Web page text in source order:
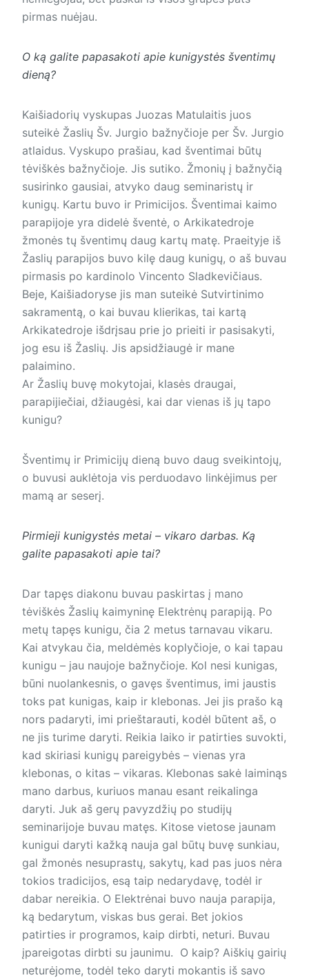
pirmas nuėjau.
O ką galite papasakoti apie kunigystės šventimų
dieną?
Kaišiadorių vyskupas Juozas Matulaitis juos
suteikė Žaslių Šv. Jurgio bažnyčioje per Šv. Jurgio
atlaidus. Vyskupo prašiau, kad šventimai būtų
tėviškės bažnyčioje. Jis sutiko. Žmonių į bažnyčią
susirinko gausiai, atvyko daug seminaristų ir
kunigų. Kartu buvo ir Primicijos. Šventimai kaimo
parapijoje yra didelė šventė, o Arkikatedroje
žmonės tų šventimų daug kartų matę. Praeityje iš
Žaslių parapijos buvo kilę daug kunigų, o aš buvau
pirmasis po kardinolo Vincento Sladkevičiaus.
Beje, Kaišiadoryse jis man suteikė Sutvirtinimo
sakramentą, o kai buvau klierikas, tai kartą
Arkikatedroje išdrįsau prie jo prieiti ir pasisakyti,
jog esu iš Žaslių. Jis apsidžiaugė ir mane
palaimino.
Ar Žaslių buvę mokytojai, klasės draugai,
parapijiečiai, džiaugėsi, kai dar vienas iš jų tapo
kunigu?
Šventimų ir Primicijų dieną buvo daug sveikintojų,
o buvusi auklėtoja vis perduodavo linkėjimus per
mamą ar seserį.
Pirmieji kunigystės metai – vikaro darbas. Ką
galite papasakoti apie tai?
Dar tapęs diakonu buvau paskirtas į mano
tėviškės Žaslių kaimyninę Elektrėnų parapiją. Po
metų tapęs kunigu, čia 2 metus tarnavau vikaru.
Kai atvykau čia, meldėmės koplyčioje, o kai tapau
kunigu – jau naujoje bažnyčioje. Kol nesi kunigas,
būni nuolankesnis, o gavęs šventimus, imi jaustis
toks pat kunigas, kaip ir klebonas. Jei jis prašo ką
nors padaryti, imi prieštarauti, kodėl būtent aš, o
ne jis turime daryti. Reikia laiko ir patirties suvokti,
kad skiriasi kunigų pareigybės – vienas yra
klebonas, o kitas – vikaras. Klebonas sakė laiminąs
mano darbus, kuriuos manau esant reikalinga
daryti. Juk aš gerų pavyzdžių po studijų
seminarijoje buvau matęs. Kitose vietose jaunam
kunigui daryti kažką nauja gal būtų buvę sunkiau,
gal žmonės nesuprastų, sakytų, kad pas juos nėra
tokios tradicijos, esą taip nedarydavę, todėl ir
dabar nereikia. O Elektrėnai buvo nauja parapija,
ką bedarytum, viskas bus gerai. Bet jokios
patirties ir programos, kaip dirbti, neturi. Buvau
įpareigotas dirbti su jaunimu. O kaip? Aiškių gairių
neturėjome, todėl teko daryti mokantis iš savo